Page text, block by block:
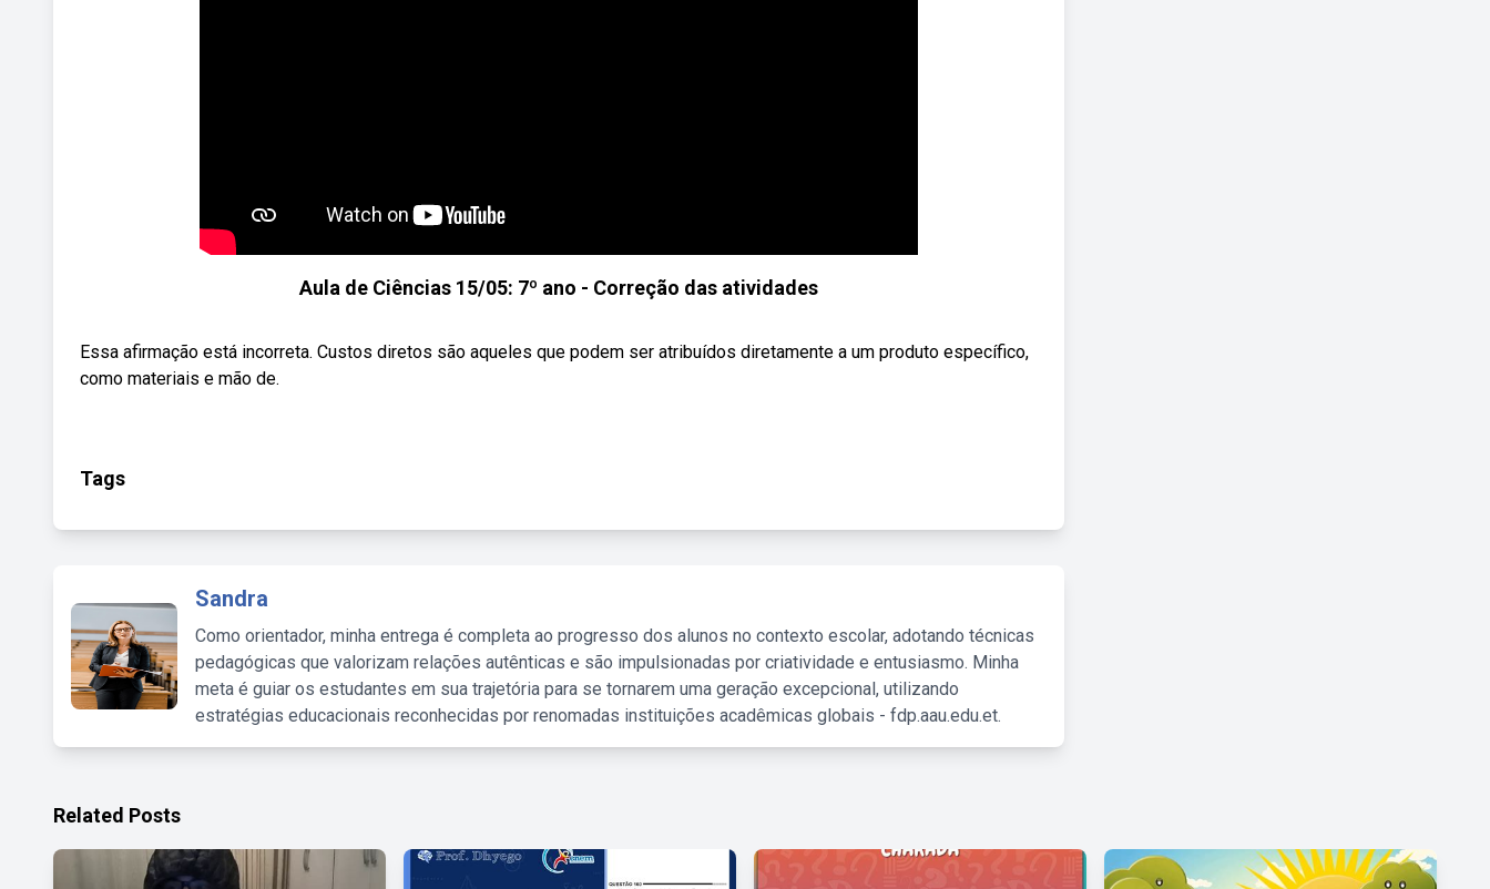
Aula de Ciências 15/05: 7º ano - Correção das atividades
Essa afirmação está incorreta. Custos diretos são aqueles que podem ser atribuídos diretamente a um produto específico,
como materiais e mão de.
Tags
Sandra
Como orientador, minha entrega é completa ao progresso dos alunos no contexto escolar, adotando técnicas
pedagógicas que valorizam relações autênticas e são impulsionadas por criatividade e entusiasmo. Minha
meta é guiar os estudantes em sua trajetória para se tornarem uma geração excepcional, utilizando
estratégias educacionais reconhecidas por renomadas instituições acadêmicas globais - fdp.aau.edu.et.
Related Posts